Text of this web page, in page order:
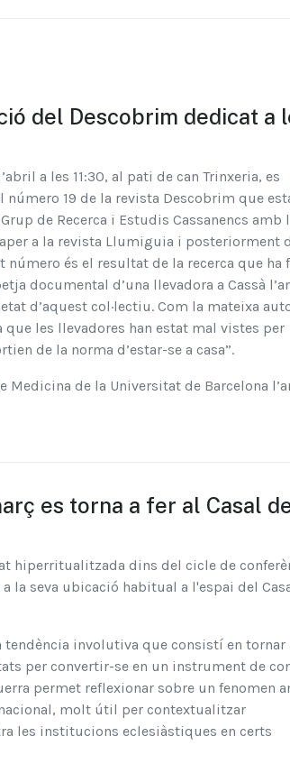
del Descobrim dedicat a
a les 11:30, al pati de can Trinxeria, es
número 19 de la revista Descobrim que
de Recerca i Estudis Cassanencs amb
a la revista Llumiguia i posteriorment
número és el resultat de la recerca que ha
documental d’una llevadora a Cassà
d’aquest col·lectiu. Com la mateixa
les llevadores han estat mal vistes per
de la norma d’estar-se a casa”.
Medicina de la Universitat de Barcelona
es torna a fer al Casal
hiperritualitzada dins del cicle de
la seva ubicació habitual a l'espai del
tendència involutiva que consistí en tornar
per convertir-se en un instrument de
permet reflexionar sobre un fenomen
molt útil per contextualitzar
les institucions eclesiàstiques en certs